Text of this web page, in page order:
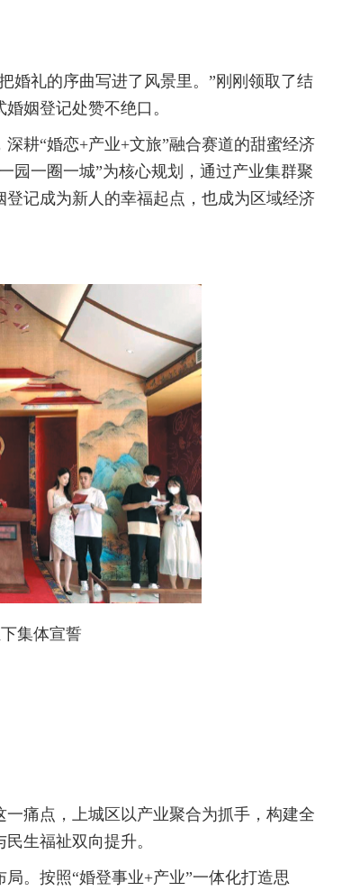
婚礼的序曲写进了风景里。”刚刚领取了结
姻登记处赞不绝口。
耕“婚恋+产业+文旅”融合赛道的甜蜜经济
园一圈一城”为核心规划，通过产业集群聚
记成为新人的幸福起点，也成为区域经济
集体宣誓
痛点，上城区以产业聚合为抓手，构建全
生福祉双向提升。
。按照“婚登事业+产业”一体化打造思